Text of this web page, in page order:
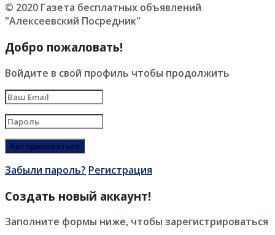
© 2020 Газета бесплатных объявлений
"Алексеевский Посредник"
Добро пожаловать!
Войдите в свой профиль чтобы продолжить
Забыли пароль? Регистрация
Создать новый аккаунт!
Заполните формы ниже, чтобы зарегистрироваться